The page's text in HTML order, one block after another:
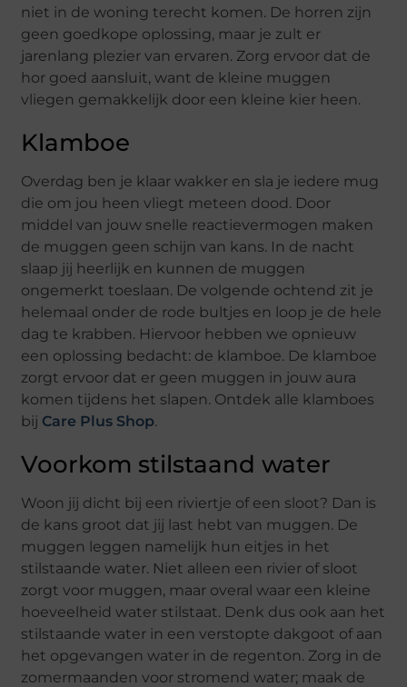
niet in de woning terecht komen. De horren zijn
geen goedkope oplossing, maar je zult er
jarenlang plezier van ervaren. Zorg ervoor dat de
hor goed aansluit, want de kleine muggen
vliegen gemakkelijk door een kleine kier heen.
Klamboe
Overdag ben je klaar wakker en sla je iedere mug
die om jou heen vliegt meteen dood. Door
middel van jouw snelle reactievermogen maken
de muggen geen schijn van kans. In de nacht
slaap jij heerlijk en kunnen de muggen
ongemerkt toeslaan. De volgende ochtend zit je
helemaal onder de rode bultjes en loop je de hele
dag te krabben. Hiervoor hebben we opnieuw
een oplossing bedacht: de klamboe. De klamboe
zorgt ervoor dat er geen muggen in jouw aura
komen tijdens het slapen. Ontdek alle klamboes
bij Care Plus Shop.
Voorkom stilstaand water
Woon jij dicht bij een riviertje of een sloot? Dan is
de kans groot dat jij last hebt van muggen. De
muggen leggen namelijk hun eitjes in het
stilstaande water. Niet alleen een rivier of sloot
zorgt voor muggen, maar overal waar een kleine
hoeveelheid water stilstaat. Denk dus ook aan het
stilstaande water in een verstopte dakgoot of aan
het opgevangen water in de regenton. Zorg in de
zomermaanden voor stromend water; maak de